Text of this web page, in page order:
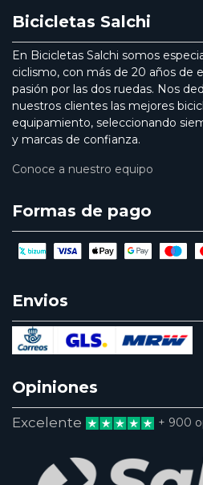
Bicicletas Salchi
En Bicicletas Salchi somos
ciclismo, con más de 20 años de
pasión por las dos ruedas. Nos
nuestros clientes las mejores
equipamiento, seleccionando
y marcas de confianza.
Conoce a nuestro equipo
Formas de pago
Envios
Opiniones
Excelente + 900